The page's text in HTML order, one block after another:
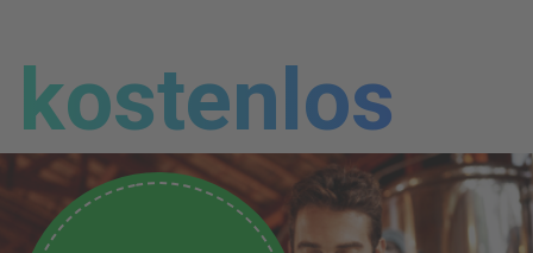
kostenlos